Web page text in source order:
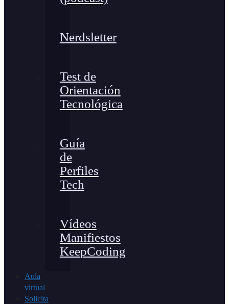
Nerdsletter
Test de
Orientación
Tecnológica
Guía
de
Perfiles
Tech
Vídeos
Manifiestos
KeepCoding
Aula
virtual
Solicita